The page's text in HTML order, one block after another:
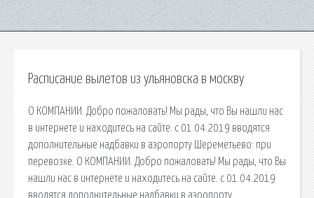
Расписание вылетов из ульяновска в москву
О КОМПАНИИ. Добро пожаловать! Мы рады, что Вы нашли нас
в интернете и находитесь на сайте. с 01.04.2019 вводятся
дополнительные надбавки в аэропорту Шереметьево: при
перевозке. О КОМПАНИИ. Добро пожаловать! Мы рады, что Вы
нашли нас в интернете и находитесь на сайте. с 01.04.2019
вводятся дополнительные надбавки в аэропорту